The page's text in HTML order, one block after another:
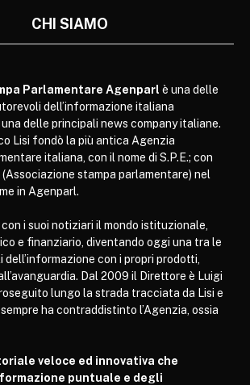
CHI SIAMO
Parlamentare Agenparl è una delle
dell’informazione italiana
delle principali news company italiane.
Lisi fondò la più antica Agenzia
italiana, con il nome di S.P.E.; con
(Associazione stampa parlamentare) nel
in Agenparl.
i suoi notiziari il mondo istituzionale,
e finanziario, diventando oggi una tra le
con i propri prodotti,
Dal 2009 il Direttore è Luigi
lungo la strada tracciata da Lisi e
ha contraddistinto l’Agenzia, ossia
veloce ed innovativa che
puntuale e degli